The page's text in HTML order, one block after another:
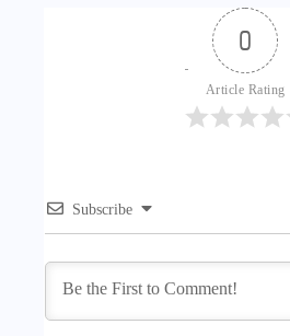
0
Article Rating
Subscribe